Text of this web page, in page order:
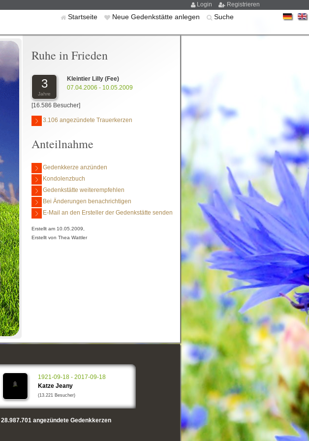
Login Registrieren
Startseite Neue Gedenkstätte anlegen Suche
Ruhe in Frieden
3
Jahre
Kleintier Lilly (Fee)
07.04.2006 - 10.05.2009
[16.586 Besucher]
3.106 angezündete Trauerkerzen
Anteilnahme
Gedenkkerze anzünden
Kondolenzbuch
Gedenkstätte weiterempfehlen
Bei Änderungen benachrichtigen
E-Mail an den Ersteller der Gedenkstätte senden
Erstellt am 10.05.2009,
Erstellt von Thea Wattler
1921-09-18 - 2017-09-18
Katze Jeany
(13.221 Besucher)
28.987.701angezündete Gedenkkerzen